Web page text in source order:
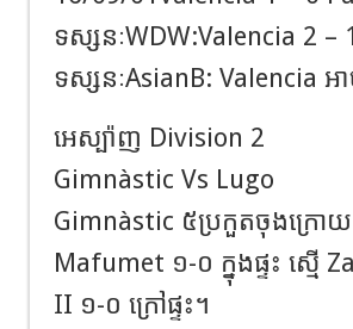
ទស្សនៈWDW:Valencia 2 –
ទស្សនៈAsianB: Valencia អ
អេស្ប៉ាញ Division 2
Gimnàstic Vs Lugo
Gimnàstic ៥ប្រកួតចុងក្រ
Mafumet ១-០ ក្នុងផ្ទះ ស្មើ
II ១-០ ក្រៅផ្ទះ។